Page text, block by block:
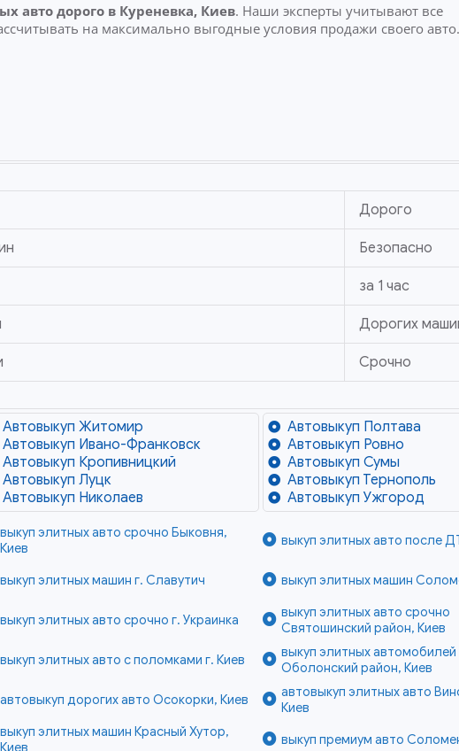
авто дорогов Куреневка, Киев. Наши эксперты учитывают все
на максимально выгодные условия продажи своего авто.
Дорого
Безопасно
за 1 час
Дорогих
Срочно
Автовыкуп Житомир
Автовыкуп Ивано-Франковск
Автовыкуп Кропивницкий
Автовыкуп Луцк
Автовыкуп Николаев
Автовыкуп Полтава
Автовыкуп Ровно
Автовыкуп Сумы
Автовыкуп Тернополь
Автовыкуп Ужгород
выкуп элитных авто срочно Быковня,
Киев
выкуп элитных авто после
выкуп элитных машин г. Славутич
выкуп элитных машин
выкуп элитных авто срочно г. Украинка
выкуп элитных авто срочно
Святошинский район, Киев
выкуп элитных авто с поломками г. Киев
выкуп элитных автомобилей
Оболонский район, Киев
автовыкуп дорогих авто Осокорки, Киев
автовыкуп элитных авто
Киев
выкуп элитных машин Красный Хутор,
Киев
выкуп премиум авто